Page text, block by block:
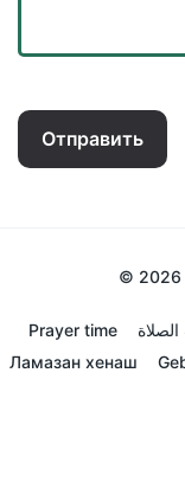
Отправить
© 2026
Prayer time
Ламазан хенаш